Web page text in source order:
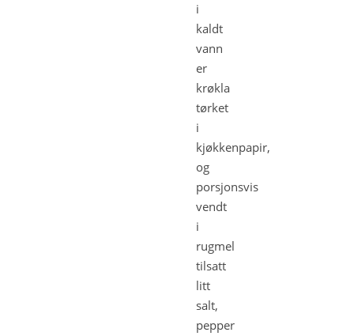
i
kaldt
vann
er
krøkla
tørket
i
kjøkkenpapir,
og
porsjonsvis
vendt
i
rugmel
tilsatt
litt
salt,
pepper